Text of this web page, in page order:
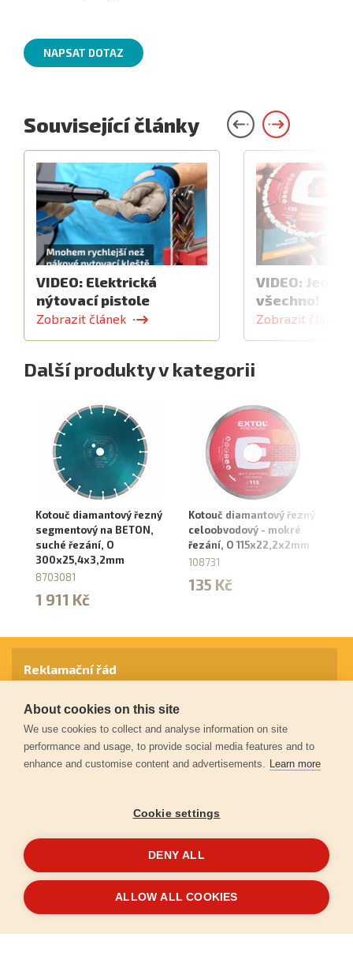
NAPSAT DOTAZ
Související články
VIDEO: Elektrická
nýtovací pistole
Zobrazit článek
VIDEO:
všechno!
Zobrazit článek
Další produkty v kategorii
Kotouč diamantový řezný
segmentový na BETON,
suché řezání, O
300x25,4x3,2mm
8703081
1 911 Kč
Kotouč diamantový řezný
celoobvodový - mokré
řezání, O 115x22,2x2mm
108731
135 Kč
© 2026Extol.cz- Všechna práva vyhrazena
Reklamační řád
Záruční podmínky
Ochrana osobních údajů
VytvořiloFEO
About cookies on this site
We use cookies to collect and analyse information on site
performance and usage, to provide social media features and to
enhance and customise content and advertisements. Learn more
Cookie settings
DENY ALL
ALLOW ALL COOKIES